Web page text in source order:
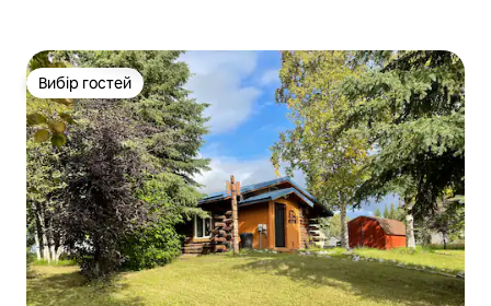
Вибір гостей
Вибір гостей